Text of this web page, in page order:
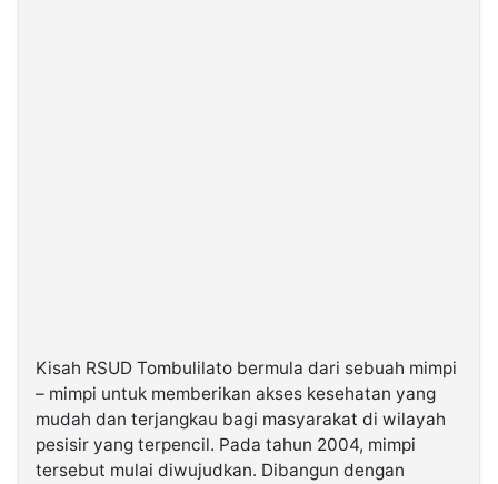
Kisah RSUD Tombulilato bermula dari sebuah mimpi
– mimpi untuk memberikan akses kesehatan yang
mudah dan terjangkau bagi masyarakat di wilayah
pesisir yang terpencil. Pada tahun 2004, mimpi
tersebut mulai diwujudkan. Dibangun dengan